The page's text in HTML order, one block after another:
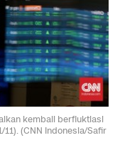
kembali berfluktiasi
(CNN Indonesia/Safir